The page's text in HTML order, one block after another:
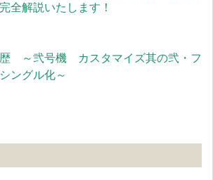
全解説いたします！
～弐号機 カスタマイズ其の弐・フ
ングル化～